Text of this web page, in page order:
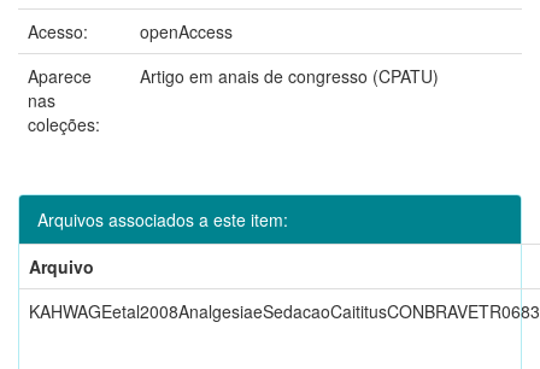
Acesso:
openAccess
Aparece
nas
coleções:
Artigo em anais de congresso (CPATU)
Arquivos associados a este item:
Arquivo